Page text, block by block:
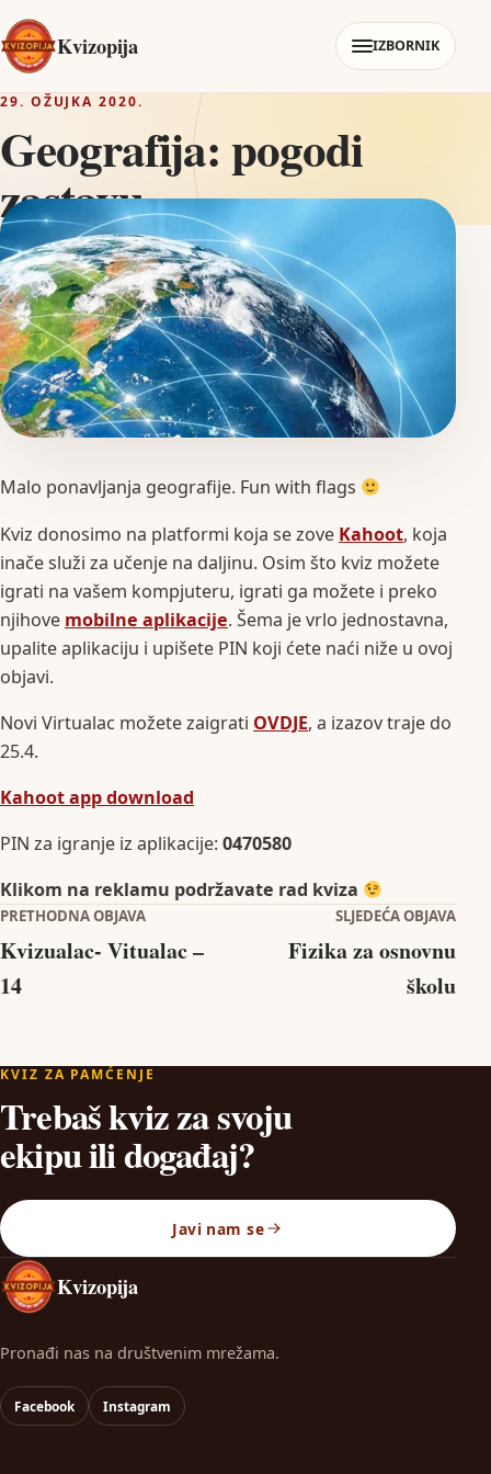
Kvizopija IZBORNIK
29. OŽUJKA 2020.
Geografija: pogodi
zastavu
Malo ponavljanja geografije. Fun with flags
Kviz donosimo na platformi koja se zove Kahoot, koja
inače služi za učenje na daljinu. Osim što kviz možete
igrati na vašem kompjuteru, igrati ga možete i preko
njihove mobilne aplikacije. Šema je vrlo jednostavna,
upalite aplikaciju i upišete PIN koji ćete naći niže u ovoj
objavi.
Novi Virtualac možete zaigrati OVDJE, a izazov traje do
25.4.
Kahoot app download
PIN za igranje iz aplikacije: 0470580
Klikom na reklamu podržavate rad kviza
Navigacija objava
PRETHODNA OBJAVA
Kvizualac- Vitualac –
14
SLJEDEĆA OBJAVA
Fizika za osnovnu
školu
KVIZ ZA PAMĆENJE
Trebaš kviz za svoju
ekipu ili događaj?
Javi nam se
Kvizopija
Pronađi nas na društvenim mrežama.
Facebook Instagram